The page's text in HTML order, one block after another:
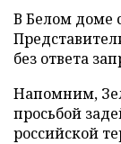
В Белом доме
без ответа
Напомним,
просьбой
российской